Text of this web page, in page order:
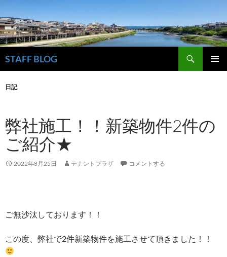
STAFF BLOG
索
テ
へ
ス
キ
ッ
プ
日記
弊社施工！！新築物件2件の
ご紹介★
2022年8月25日 テナントプラザ コメントする
ご無沙汰しております！！
この度、弊社で2件新築物件を施工させて頂きました！！